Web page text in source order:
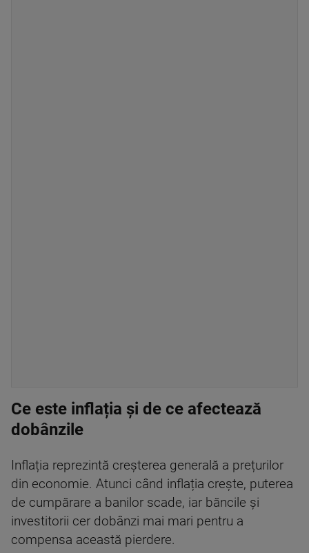
Ce este inflația și de ce afectează
dobânzile
Inflația reprezintă creșterea generală a prețurilor
din economie. Atunci când inflația crește, puterea
de cumpărare a banilor scade, iar băncile și
investitorii cer dobânzi mai mari pentru a
compensa această pierdere.